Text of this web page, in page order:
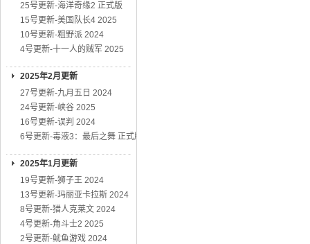
25号更新-海洋奇缘2 正式版
15号更新-美国队长4 2025
10号更新-粗野派 2024
4号更新-十一人的贼军 2025
2025年2月更新
27号更新-九月五日 2024
24号更新-峡谷 2025
16号更新-误判 2024
6号更新-毒液3：最后之舞 正式版
2025年1月更新
19号更新-狮子王 2024
13号更新-玛丽亚卡拉斯 2024
8号更新-猎人克莱文 2024
4号更新-角斗士2 2025
2号更新-鱿鱼游戏 2024